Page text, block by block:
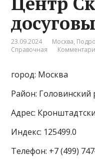
23.09.2024 Москва,
Справочная
город: Москва
Район: Головинский
Адрес:
Индекс: 125499.0
Телефон: +7 (499)